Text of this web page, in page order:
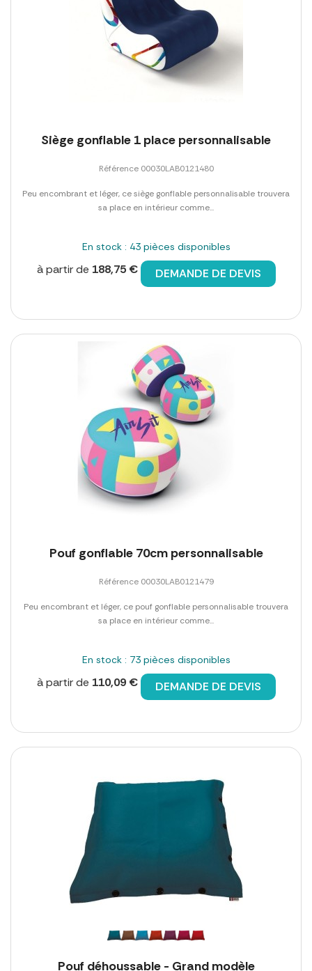
Siège gonflable 1 place personnalisable
Référence 00030LAB0121480
Peu encombrant et léger, ce siège gonflable personnalisable trouvera
sa place en intérieur comme...
En stock : 43 pièces disponibles
à partir de 188,75 € DEMANDE DE DEVIS
Pouf gonflable 70cm personnalisable
Référence 00030LAB0121479
Peu encombrant et léger, ce pouf gonflable personnalisable trouvera
sa place en intérieur comme...
En stock : 73 pièces disponibles
à partir de 110,09 € DEMANDE DE DEVIS
Pouf déhoussable - Grand modèle